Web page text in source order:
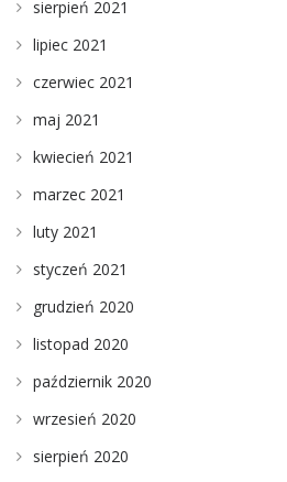
sierpień 2021
lipiec 2021
czerwiec 2021
maj 2021
kwiecień 2021
marzec 2021
luty 2021
styczeń 2021
grudzień 2020
listopad 2020
październik 2020
wrzesień 2020
sierpień 2020